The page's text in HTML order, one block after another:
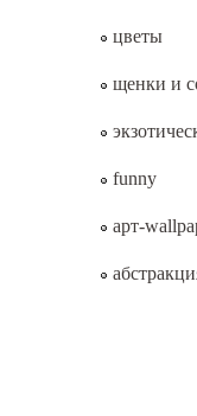
цветы
щенки и
funny
арт-